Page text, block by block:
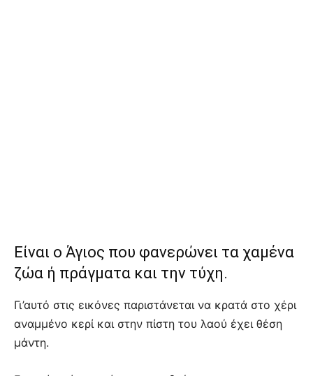
Είναι ο Άγιος που φανερώνει τα χαμένα
ζώα ή πράγματα και την τύχη.
Γι’αυτό στις εικόνες παριστάνεται να κρατά στο χέρι
αναμμένο κερί και στην πίστη του λαού έχει θέση
μάντη.